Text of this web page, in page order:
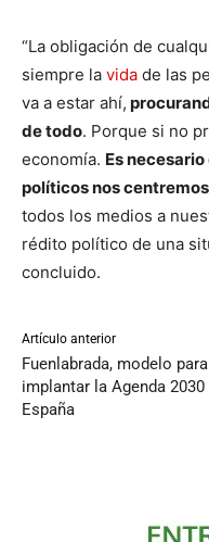
“La obligación de
siempre la vida de las
va a estar ahí,
de todo. Porque si no
economía. Es
políticos nos
todos los medios a
rédito político de una
concluido.
Artículo anterior
Fuenlabrada, modelo para
implantar la Agenda 2030
España